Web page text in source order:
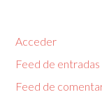
Acceder
Feed de entradas
Feed de